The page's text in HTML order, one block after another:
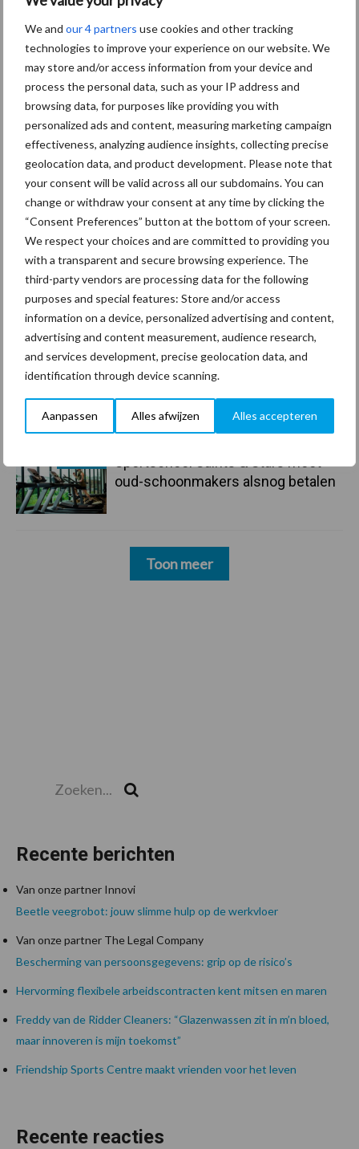
We and our 4 partners use cookies and other tracking
technologies to improve your experience on our website. We
may store and/or access information from your device and
process the personal data, such as your IP address and
browsing data, for purposes like providing you with
personalized ads and content, measuring marketing campaign
effectiveness, analyzing audience insights, collecting precise
geolocation data, and product development. Please note that
your consent will be valid across all our subdomains. You can
change or withdraw your consent at any time by clicking the
“Consent Preferences” button at the bottom of your screen.
We respect your choices and are committed to providing you
with a transparent and secure browsing experience. The
third-party vendors are processing data for the following
purposes and special features: Store and/or access
information on a device, personalized advertising and content,
advertising and content measurement, audience research,
and services development, precise geolocation data, and
identification through device scanning.
Aanpassen Alles afwijzen Alles accepteren
Primaire
Sidebar
Recent nieuws Partner nieuws
30 dec
Hervorming flexibele
arbeidscontracten kent mitsen en
maren
29 dec
Freddy van de Ridder Cleaners:
“Glazenwassen zit in m’n bloed,
maar innoveren is mijn toekomst”
Friendship Sports Centre maakt
vrienden voor het leven
23 dec
Business Apps: breng rust in de
schoonmaakchaos
Sportschool Saints & Stars moet
oud-schoonmakers alsnog betalen
Toon meer
Recente berichten
Van onze partner Innovi
Beetle veegrobot: jouw slimme hulp op de werkvloer
Van onze partner The Legal Company
Bescherming van persoonsgegevens: grip op de risico’s
Hervorming flexibele arbeidscontracten kent mitsen en maren
Freddy van de Ridder Cleaners: “Glazenwassen zit in m’n bloed,
maar innoveren is mijn toekomst”
Friendship Sports Centre maakt vrienden voor het leven
Recente reacties
Toon meer